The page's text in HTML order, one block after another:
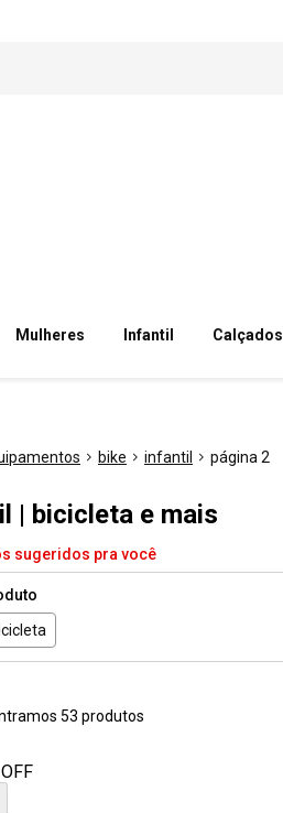
Mulheres Infantil Calçados
bike infantil página 2
| bicicleta e mais
sugeridos pra você
53 produtos